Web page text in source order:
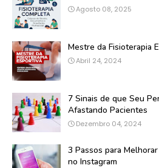
Agosto 08, 2025
Mestre da Fisioterapia
Abril 24, 2024
7 Sinais de que Seu
Afastando Pacientes
Dezembro 04, 2024
3 Passos para
no Instagram